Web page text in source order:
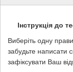
Інструкція до
Виберіть одну
забудьте написати
зафіксувати Ваш